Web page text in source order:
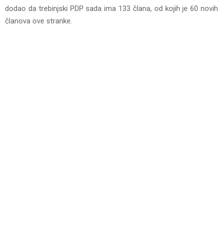
dodao da trebinjski PDP sada ima 133 člana, od kojih je 60 novih
članova ove stranke.